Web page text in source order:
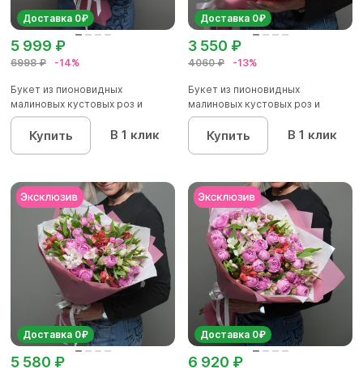
Доставка 0₽
6998 ₽ -14%
5 999 ₽
Букет из пионовидных
малиновых кустовых роз и
красных р...
Купить В 1 клик
Доставка 0₽
4060 ₽ -13%
3 550 ₽
Букет из пионовидных
малиновых кустовых роз и
альстроме...
Купить В 1 клик
Доставка 0₽
5 580 ₽
Доставка 0₽
6 920 ₽